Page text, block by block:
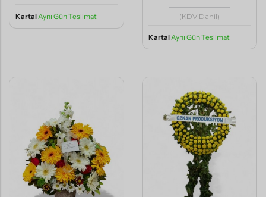
Kartal Aynı Gün Teslimat (KDV Dahil)
KartalAynı Gün Teslimat